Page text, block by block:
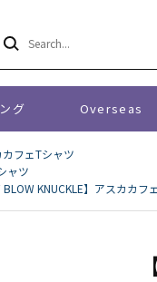
グ Overseas
カフェTシャツ
ャツ
BLOW KNUCKLE】アスカカフ